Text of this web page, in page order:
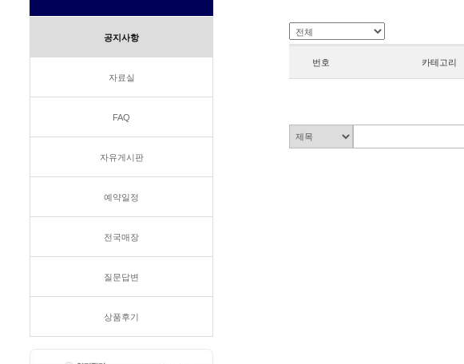
공지사항
자료실
FAQ
자유게시판
예약일정
전국매장
질문답변
상품후기
번호 카테고리